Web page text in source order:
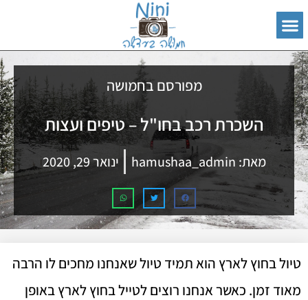
מפורסם בחמושה
השכרת רכב בחו"ל – טיפים ועצות
מאת: ינואר 29, 2020
טיול בחוץ לארץ הוא תמיד טיול שאנחנו מחכים לו הרבה
מאוד זמן. כאשר אנחנו רוצים לטייל בחוץ לארץ באופן